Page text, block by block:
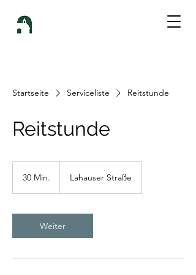
Startseite Serviceliste Reitstunde
Reitstunde
30 Min.
i
n
.
Lahauser Straße
Weiter